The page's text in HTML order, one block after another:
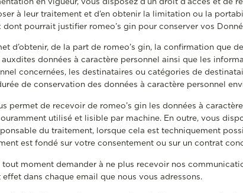
à leur traitement et d’en obtenir la limitation ou la
pourrait justifier romeo’s gin pour conserver vos
d’obtenir, de la part de romeo’s gin, la confirmation que
auxdites données à caractère personnel ainsi que les
concernées, les destinataires ou catégories de
de conservation des données à caractère personnel
permet de recevoir de romeo’s gin les données à
utilisé et lisible par machine. En outre, vous
du traitement, lorsque cela est techniquement
est fondé sur votre consentement ou sur un contrat
tout moment demander à ne plus recevoir nos
dans chaque email que nous vous adressons.